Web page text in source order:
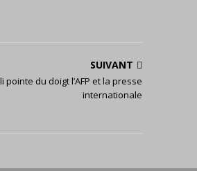
SUIVANT
pointe du doigt l’AFP et la presse
internationale